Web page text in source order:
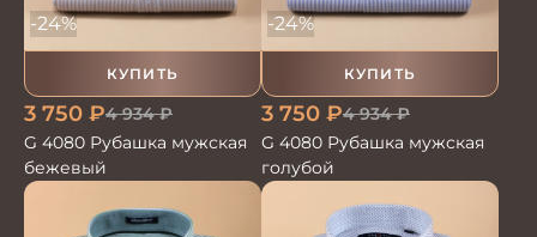
КУПИТЬ
-24%
3 750 ₽4 934₽
G 4080 Рубашка мужская
бежевый
КУПИТЬ
-24%
3 750 ₽4 934₽
G 4080 Рубашка мужская
голубой